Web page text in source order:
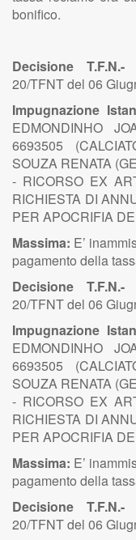
bonifico.
Decisione
20/TFNT del 06
Impugnazione
EDMONDINHO
6693505
SOUZA RENATA
- RICORSO EX
RICHIESTA DI
PER APOCRIFIA
Massima: E’
pagamento della
Decisione
20/TFNT del 06
Impugnazione
EDMONDINHO
6693505
SOUZA RENATA
- RICORSO EX
RICHIESTA DI
PER APOCRIFIA
Massima: E’
pagamento della
Decisione
20/TFNT del 06